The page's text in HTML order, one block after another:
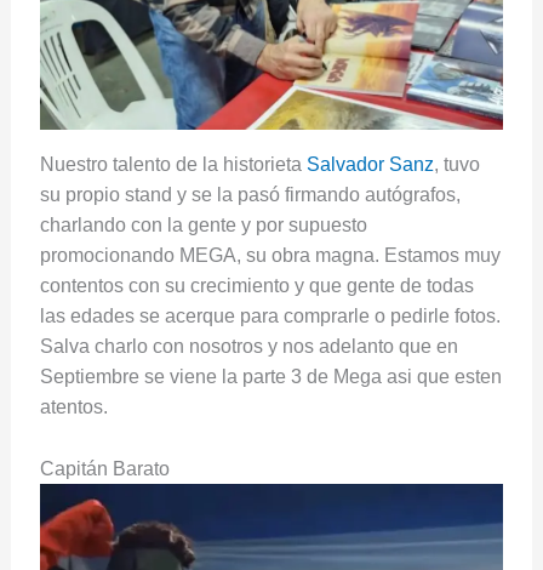
Nuestro talento de la historieta Salvador Sanz, tuvo
su propio stand y se la pasó firmando autógrafos,
charlando con la gente y por supuesto
promocionando MEGA, su obra magna. Estamos muy
contentos con su crecimiento y que gente de todas
las edades se acerque para comprarle o pedirle fotos.
Salva charlo con nosotros y nos adelanto que en
Septiembre se viene la parte 3 de Mega asi que esten
atentos.
Capitán Barato